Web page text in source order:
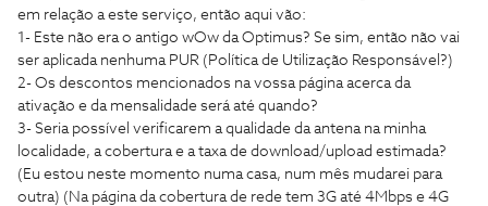
em relação a este serviço, então aqui vão:
1- Este não era o antigo wOw da Optimus? Se sim, então não vai
ser aplicada nenhuma PUR (Política de Utilização Responsável?)
2- Os descontos mencionados na vossa página acerca da
ativação e da mensalidade será até quando?
3- Seria possível verificarem a qualidade da antena na minha
localidade, a cobertura e a taxa de download/upload estimada?
(Eu estou neste momento numa casa, num mês mudarei para
outra) (Na página da cobertura de rede tem 3G até 4Mbps e 4G